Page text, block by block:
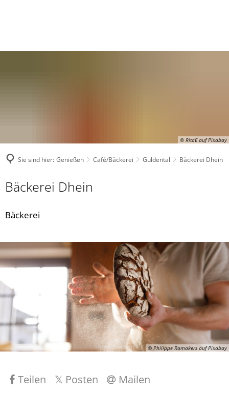
© RitaE auf Pixabay
Sie sind hier: Genießen Café/Bäckerei Guldental Bäckerei Dhein
Bäckerei Dhein
Bäckerei
© Philippe Ramakers auf Pixabay
Teilen Posten
Mailen